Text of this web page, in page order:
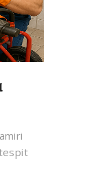
tespit